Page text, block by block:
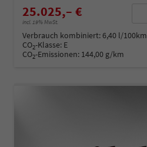
25.025,– €
incl. 19% MwSt.
Verbrauch kombiniert:6,40 l/100km
CO2-Klasse: E
CO2-Emissionen: 144,00 g/km